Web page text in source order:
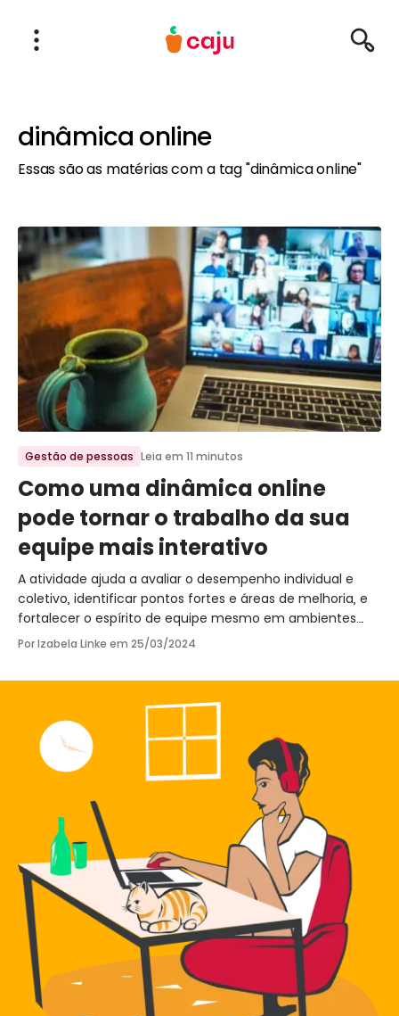
Menu Principal
Abrir Menu
dinâmica online
Essas são as matérias com a tag "dinâmica online"
Gestão de pessoas Leia em 11 minutos
Como uma dinâmica online
pode tornar o trabalho da sua
equipe mais interativo
A atividade ajuda a avaliar o desempenho individual e
coletivo, identificar pontos fortes e áreas de melhoria, e
fortalecer o espírito de equipe mesmo em ambientes
virtuais.
Por Izabela Linke em 25/03/2024